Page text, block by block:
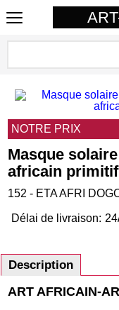
NOTRE PRIX
Masque
africain primitif
152 - ETA AFRI
Délai de livraison:
Description
ART AFRICAIN-